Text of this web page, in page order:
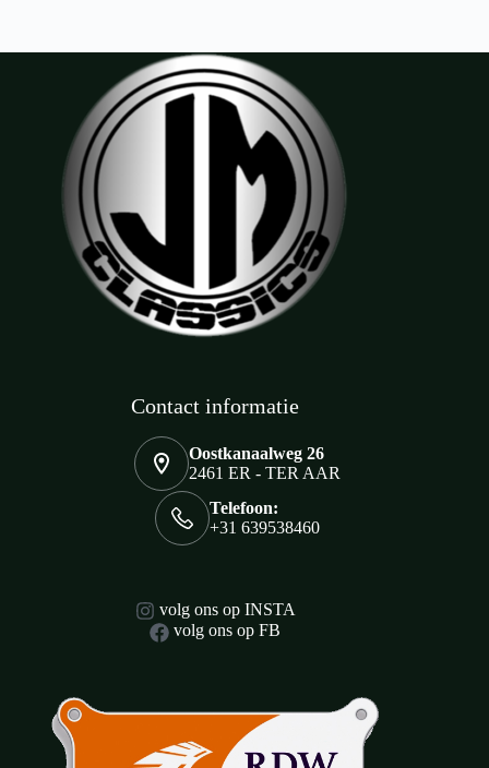
Contact informatie
Oostkanaalweg 26
2461 ER - TER AAR
Telefoon:
+31 639538460
volg ons op INSTA
volg ons op FB